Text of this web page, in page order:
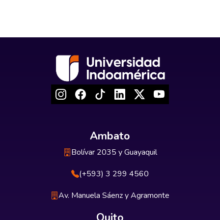
Ambato
Bolívar 2035 y Guayaquil
(+593) 3 299 4560
Av. Manuela Sáenz y Agramonte